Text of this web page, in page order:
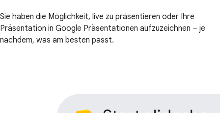
Sie haben die Möglichkeit, live zu präsentieren oder Ihre
Präsentation in Google Präsentationen aufzuzeichnen – je
nachdem, was am besten passt.